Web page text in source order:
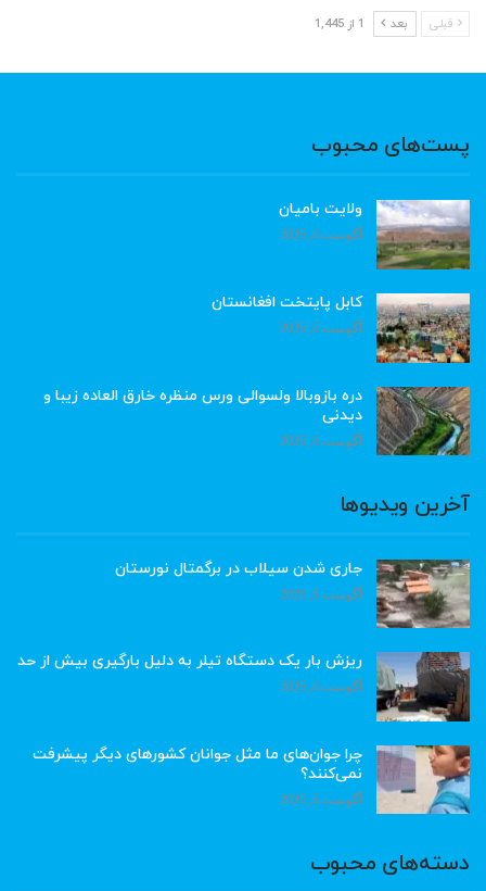
قبلی بعد 1 از 1,445
پست‌های محبوب
ولایت بامیان
آگوست 6, 2026
کابل پایتخت افغانستان
آگوست 6, 2026
دره بازوبالا ولسوالی ورس منظره خارق العاده زیبا و
دیدنی
آگوست 6, 2026
آخرین ویدیوها
جاری شدن سیلاب در برگمتال نورستان
آگوست 6, 2026
ریزش بار یک دستگاه تیلر به دلیل بارگیری بیش از حد
آگوست 6, 2026
چرا جوان‌های ما مثل جوانان کشورهای دیگر پیشرفت
نمی‌کنند؟
آگوست 6, 2026
دسته‌های محبوب